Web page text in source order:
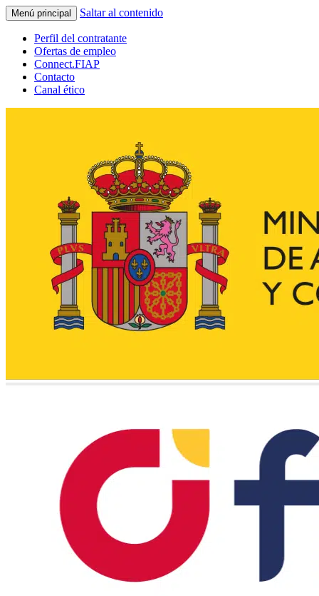
Menú principal Saltar al contenido
Perfil del contratante
Ofertas de empleo
Connect.FIAP
Contacto
Canal ético